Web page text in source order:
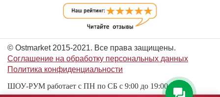
© Ostmarket 2015-2021. Все права защищены.
Соглашение на обработку персональных данных
Политика конфиденциальности
ШОУ-РУМ работает с ПН по СБ с 9:00 до 19:00